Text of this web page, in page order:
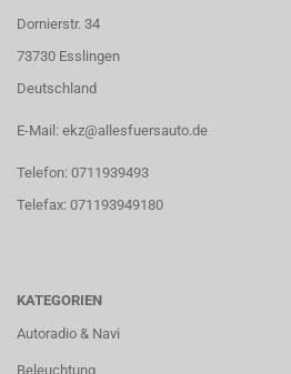
Dornierstr. 34
73730 Esslingen
Deutschland
E-Mail: ekz@allesfuersauto.de
Telefon: 0711939493
Telefax: 071193949180
KATEGORIEN
Autoradio & Navi
Beleuchtung